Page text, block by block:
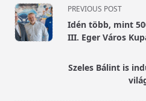
<span
class="nav-
subtitle
PREVIOUS POST
Idén több, mint
III. Eger Város
Szeles Bálint is